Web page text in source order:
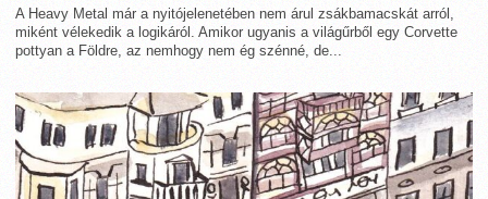
A Heavy Metal már a nyitójelenetében nem árul zsákbamacskát arról,
miként vélekedik a logikáról. Amikor ugyanis a világűrből egy Corvette
pottyan a Földre, az nemhogy nem ég szénné, de...